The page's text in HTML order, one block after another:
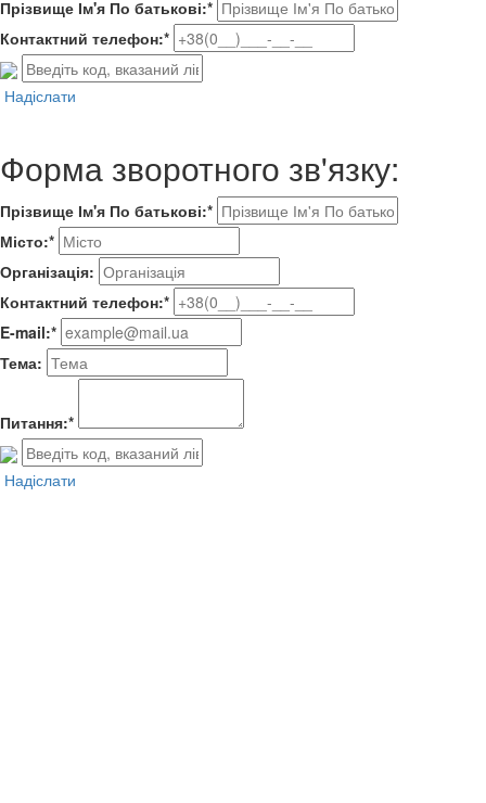
Прізвище Ім'я По батькові:*
Контактний телефон:*
Надіслати
Форма зворотного зв'язку:
Прізвище Ім'я По батькові:*
Місто:*
Організація:
Контактний телефон:*
E-mail:*
Тема:
Питання:*
Надіслати